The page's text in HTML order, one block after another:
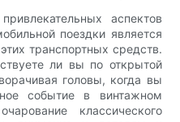
аспектов
поездки является
транспортных средств.
ли вы по открытой
головы, когда вы
событие в винтажном
классического